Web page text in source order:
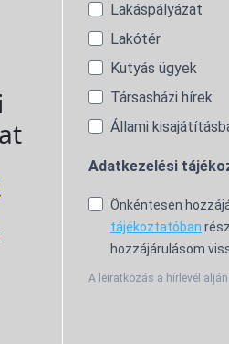
Lakáspályázat
Lakótér
Kutyás ügyek
Társasházi hírek
Állami
Adatkezelési
Önkéntesen
tájékoztatóban
hozzájárulásom
A leiratkozás a hírlevél